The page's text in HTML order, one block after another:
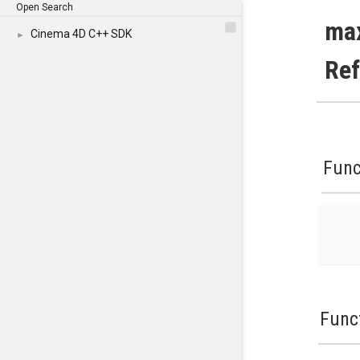
Open Search
► Cinema 4D C++ SDK